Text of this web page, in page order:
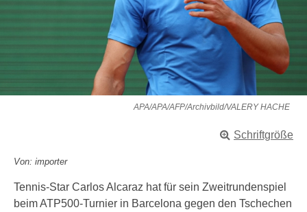
APA/APA/AFP/Archivbild/VALERY HACHE
Schriftgröße
Von: importer
Tennis-Star Carlos Alcaraz hat für sein Zweitrundenspiel
beim ATP500-Turnier in Barcelona gegen den Tschechen